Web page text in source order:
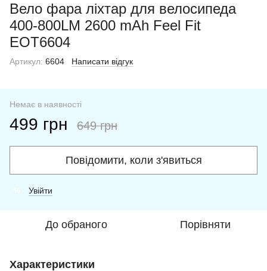
Вело фара ліхтар для велосипеда
400-800LM 2600 mAh Feel Fit
EOT6604
Артикул: 6604 Написати відгук
Немає в наявності
499 грн 649 грн
Повідомити, коли з'явиться
Увійти
До обраного Порівняти
Характеристики